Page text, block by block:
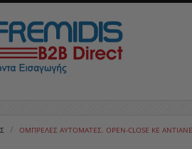
/ ΟΜΠΡΈΛΕΣ ΑΥΤΌΜΑΤΕΣ. OPEN-CLOSE ΚΕ